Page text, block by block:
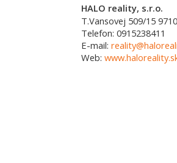
HALO reality, s.r.o.
T.Vansovej 509/15
Telefon: 0915238411
E-mail:
Web: